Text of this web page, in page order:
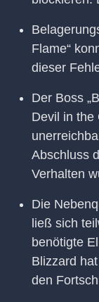
Flame“
dieser
Der Boss
Devil in the
Abschluss
Verhalten
Die
ließ sich
benötigte
Blizzard
den